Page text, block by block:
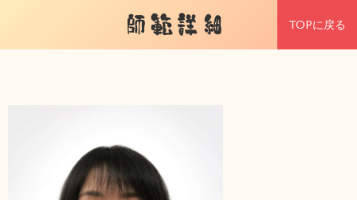
師範詳細 TOPに戻る